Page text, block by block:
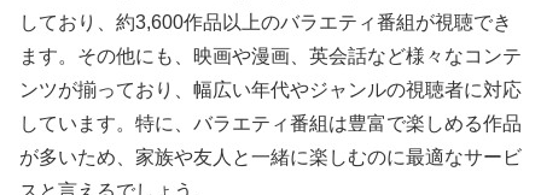
しており、約3,600作品以上のバラエティ番組が視聴でき
ます。その他にも、映画や漫画、英会話など様々なコンテ
ンツが揃っており、幅広い年代やジャンルの視聴者に対応
しています。特に、バラエティ番組は豊富で楽しめる作品
が多いため、家族や友人と一緒に楽しむのに最適なサービ
スと言えるでしょう。